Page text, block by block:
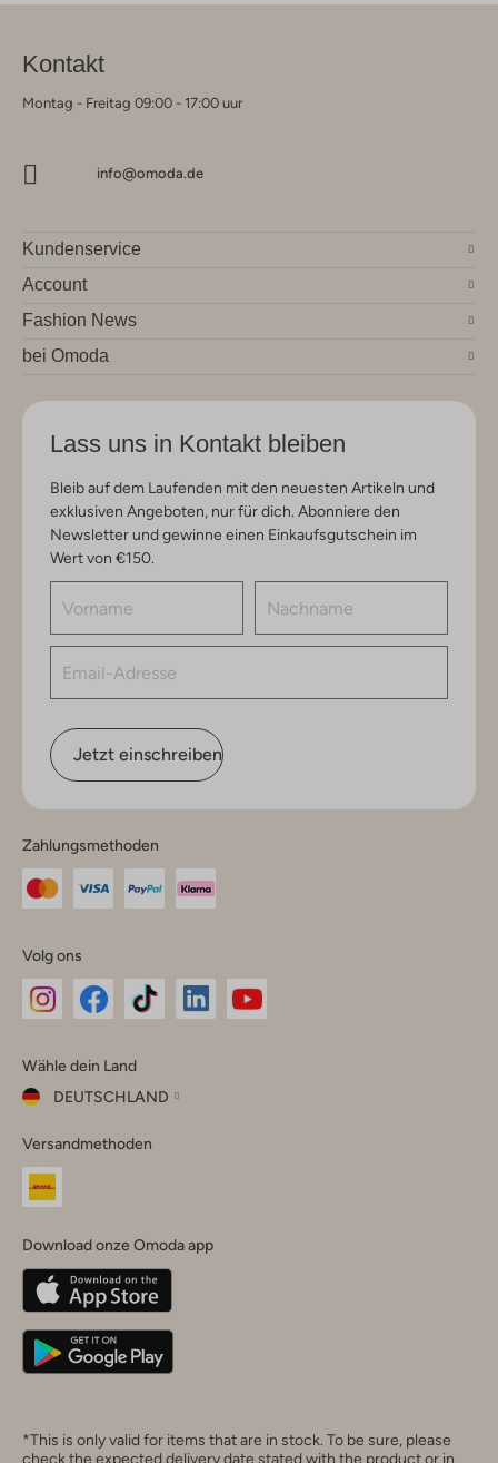
Kontakt
Montag - Freitag 09:00 - 17:00 uur
info@omoda.de
Kundenservice
Account
Fashion News
bei Omoda
Lass uns in Kontakt bleiben
Bleib auf dem Laufenden mit den neuesten Artikeln und
exklusiven Angeboten, nur für dich. Abonniere den
Newsletter und gewinne einen Einkaufsgutschein im
Wert von €150.
Jetzt einschreiben
Zahlungsmethoden
Volg ons
Instagram
Facebook
TikTok
Wähle dein Land
DEUTSCHLAND
dein
Land
Belgique(Français)
Deutschland
Versandmethoden
Download onze Omoda app
*This is only valid for items that are in stock. To be sure, please
check the expected delivery date stated with the product or in